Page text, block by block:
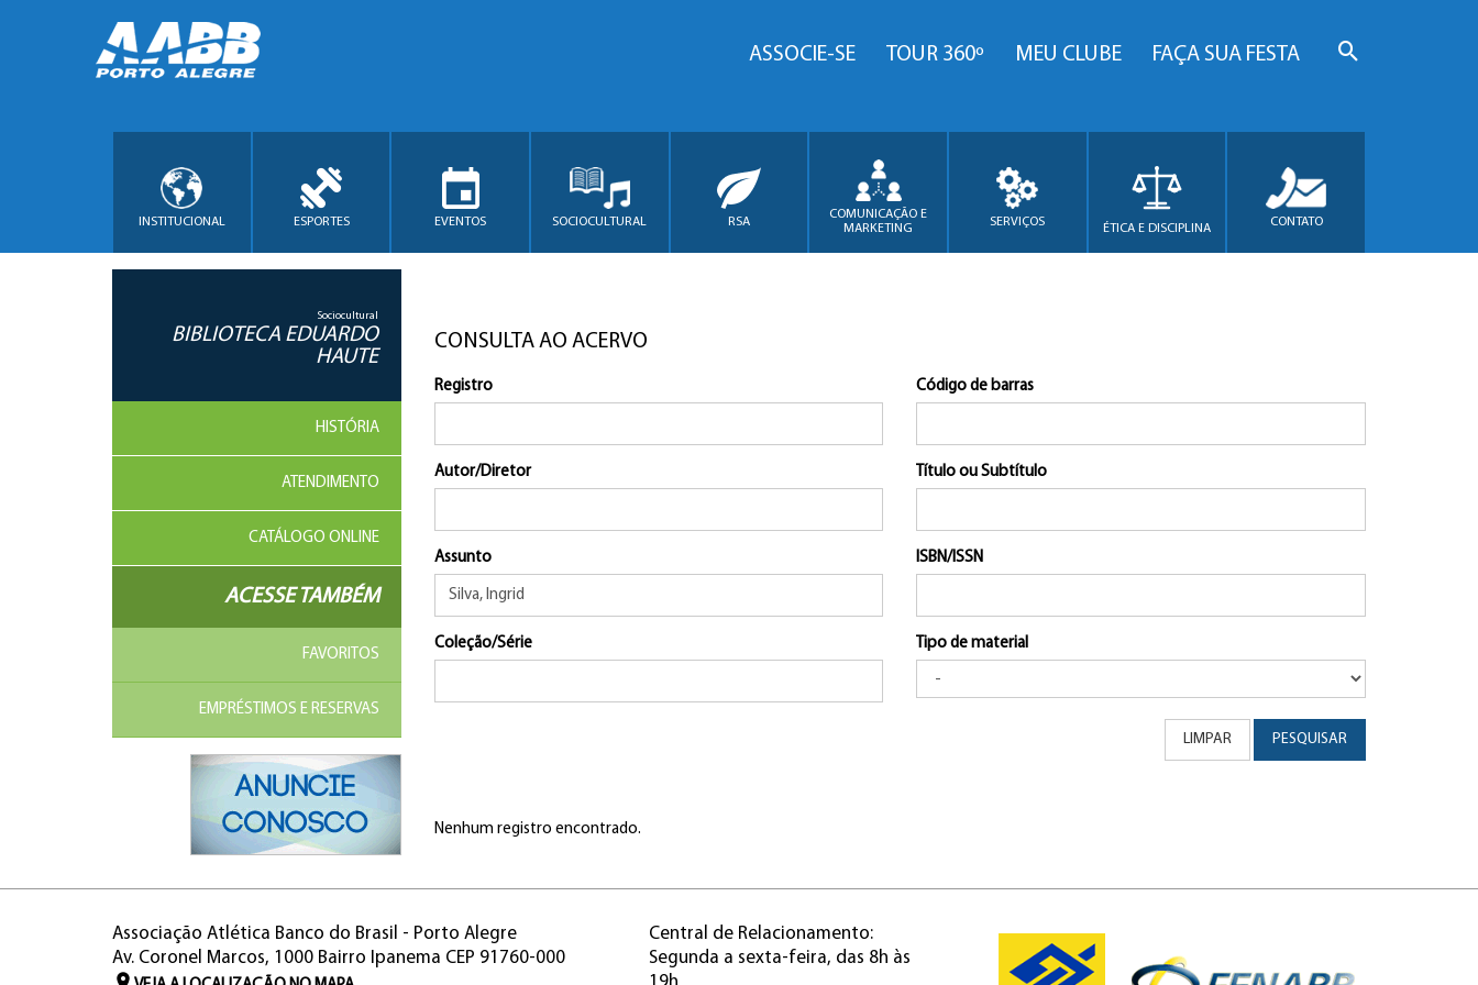
ASSOCIE-SE TOUR 360º MEU CLUBE FAÇA SUA FESTA
INSTITUCIONAL ESPORTES EVENTOS SOCIOCULTURAL RSA
COMUNICAÇÃO E
MARKETING
SERVIÇOS ÉTICA E DISCIPLINA CONTATO
Sociocultural
BIBLIOTECA EDUARDO
HAUTE
HISTÓRIA
ATENDIMENTO
CATÁLOGO ONLINE
ACESSE TAMBÉM
FAVORITOS
EMPRÉSTIMOS E RESERVAS
CONSULTA AO ACERVO
Registro Código de barras
Autor/Diretor Título ou Subtítulo
Assunto ISBN/ISSN
Coleção/Série Tipo de material
LIMPAR PESQUISAR
Nenhum registro encontrado.
Associação Atlética Banco do Brasil - Porto Alegre
Av. Coronel Marcos, 1000 Bairro Ipanema CEP 91760-000
Central de Relacionamento:
Segunda a sexta-feira, das 8h às